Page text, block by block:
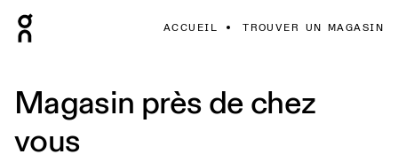
ACCUEIL TROUVER UN MAGASIN
Magasin près de chez
vous